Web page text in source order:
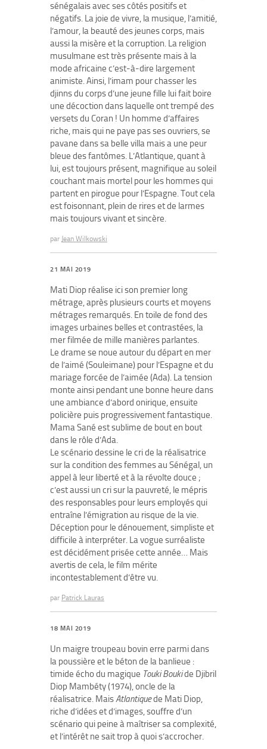
sénégalais avec ses côtés positifs et
négatifs. La joie de vivre, la musique, l’amitié,
l’amour, la beauté des jeunes corps, mais
aussi la misère et la corruption. La religion
musulmane est très présente mais à la
mode africaine c’est-à-dire largement
animiste. Ainsi, l’imam pour chasser les
djinns du corps d’une jeune fille lui fait boire
une décoction dans laquelle ont trempé des
versets du Coran ! Un homme d’affaires
riche, mais qui ne paye pas ses ouvriers, se
pavane dans sa belle villa mais a une peur
bleue des fantômes. L’Atlantique, quant à
lui, est toujours présent, magnifique au soleil
couchant mais mortel pour les hommes qui
partent en pirogue pour l’Espagne. Tout cela
est foisonnant, plein de rires et de larmes
mais toujours vivant et sincère.
par Jean Wilkowski
21 MAI 2019
Mati Diop réalise ici son premier long
métrage, après plusieurs courts et moyens
métrages remarqués. En toile de fond des
images urbaines belles et contrastées, la
mer filmée de mille manières parlantes.
Le drame se noue autour du départ en mer
de l’aimé (Souleimane) pour l’Espagne et du
mariage forcée de l’aimée (Ada). La tension
monte ainsi pendant une bonne heure dans
une ambiance d’abord onirique, ensuite
policière puis progressivement fantastique.
Mama Sané est sublime de bout en bout
dans le rôle d’Ada.
Le scénario dessine le cri de la réalisatrice
sur la condition des femmes au Sénégal, un
appel à leur liberté et à la révolte douce ;
c’est aussi un cri sur la pauvreté, le mépris
des responsables pour leurs employés qui
entraîne l’émigration au risque de la vie.
Déception pour le dénouement, simpliste et
difficile à interpréter. La vogue surréaliste
est décidément prisée cette année… Mais
avertis de cela, le film mérite
incontestablement d’être vu.
par Patrick Lauras
18 MAI 2019
Un maigre troupeau bovin erre parmi dans
la poussière et le béton de la banlieue :
timide écho du magique Touki Boukide Djibril
Diop Mambéty (1974), oncle de la
réalisatrice. MaisAtlantiquede Mati Diop,
riche d’idées et d’images, souffre d’un
scénario qui peine à maîtriser sa complexité,
et l’intérêt ne sait trop à quoi s’accrocher.